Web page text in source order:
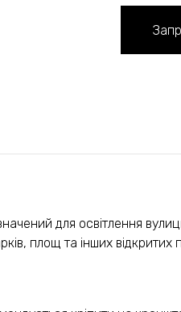
для освітлення
площ та інших відкритих